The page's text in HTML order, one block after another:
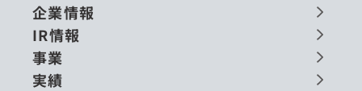
企業情報
IR情報
事業
実績